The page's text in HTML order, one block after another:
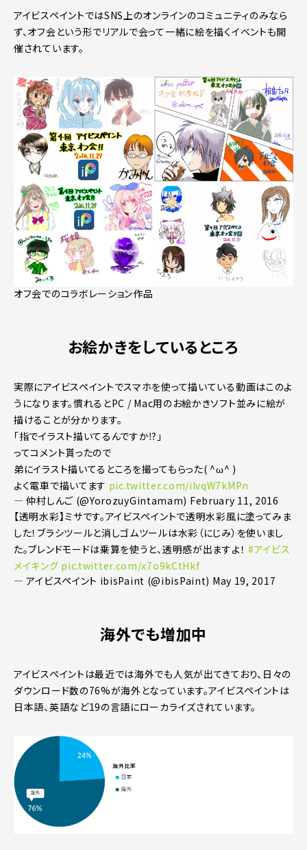
アイビスペイントではSNS上のオンラインのコミュニティのみなら
ず、オフ会という形でリアルで会って一緒に絵を描くイベントも開
催されています。
オフ会でのコラボレーション作品
お絵かきをしているところ
実際にアイビスペイントでスマホを使って描いている動画はこのよ
うになります。慣れるとPC / Mac用のお絵かきソフト並みに絵が
描けることが分かります。
「指でイラスト描いてるんですか⁉︎」
ってコメント貰ったので
弟にイラスト描いてるところを撮ってもらった( ^ω^ )
よく電車で描いてます pic.twitter.com/ilvqW7kMPn
— 仲村しんご (@YorozuyGintamam) February 11, 2016
【透明水彩】ミサです。アイビスペイントで透明水彩風に塗ってみま
した！ブラシツールと消しゴムツールは水彩（にじみ）を使いまし
た。ブレンドモードは乗算を使うと、透明感が出ますよ！ #アイビス
メイキング pic.twitter.com/x7o9kCtHkf
— アイビスペイント ibisPaint (@ibisPaint) May 19, 2017
海外でも増加中
アイビスペイントは最近では海外でも人気が出てきており、日々の
ダウンロード数の76%が海外となっています。アイビスペイントは
日本語、英語など19の言語にローカライズされています。